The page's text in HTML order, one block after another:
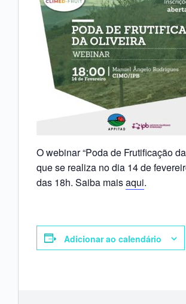
O webinar “Poda de Frutificação
que se realiza no dia 14 de
das 18h. Saiba maisaqui.
Adicionar ao calendário